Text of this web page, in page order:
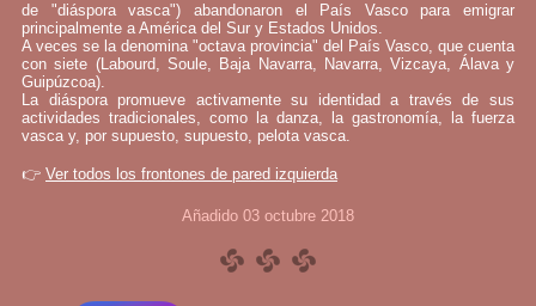
de "diáspora vasca") abandonaron el País Vasco para emigrar
principalmente a América del Sur y Estados Unidos.
A veces se la denomina "octava provincia" del País Vasco, que cuenta
con siete (Labourd, Soule, Baja Navarra, Navarra, Vizcaya, Álava y
Guipúzcoa).
La diáspora promueve activamente su identidad a través de sus
actividades tradicionales, como la danza, la gastronomía, la fuerza
vasca y, por supuesto, supuesto, pelota vasca.
👉 Ver todos los frontones de pared izquierda
Añadido 03 octubre 2018